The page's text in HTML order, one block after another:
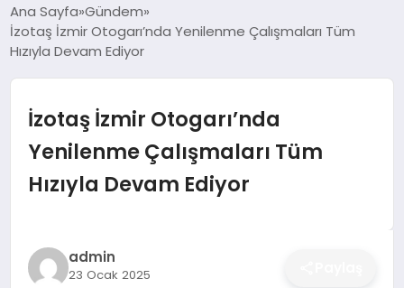
TEKNOLOJI
MAGAZIN
DÜNYA
Ana Sayfa Gündem
İzotaş İzmir Otogarı’nda Yenilenme Çalışmaları Tüm
Hızıyla Devam Ediyor
İzotaş İzmir Otogarı’nda
Yenilenme Çalışmaları Tüm
Hızıyla Devam Ediyor
admin
23 Ocak 2025